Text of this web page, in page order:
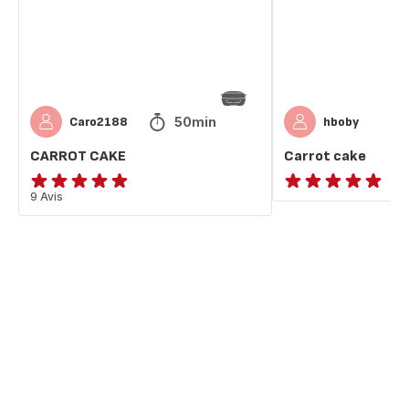
Caro2188 50min
CARROT CAKE
ratings.4.8
9 Avis
hboby
Carrot cake
ratings.NaN